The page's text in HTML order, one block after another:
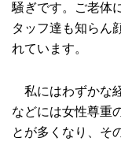
騒ぎです。ご老体
タッフ達も知らん
れています。
私にはわずかな
などには女性尊重
とが多くなり、そ